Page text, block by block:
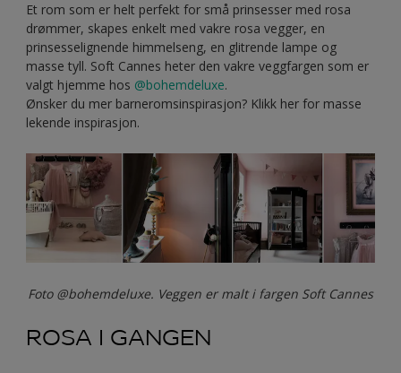
Et rom som er helt perfekt for små prinsesser med rosa
drømmer, skapes enkelt med vakre rosa vegger, en
prinsesselignende himmelseng, en glitrende lampe og
masse tyll. Soft Cannes heter den vakre veggfargen som er
valgt hjemme hos @bohemdeluxe.
Ønsker du mer barneromsinspirasjon? Klikk her for masse
lekende inspirasjon.
Foto @bohemdeluxe. Veggen er malt i fargen Soft Cannes
ROSA I GANGEN